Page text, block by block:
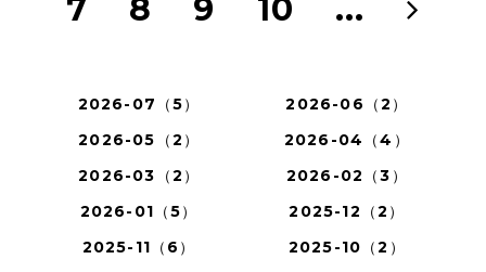
7
8 9 10 ...
2026-07（5）
2026-06（2）
2026-05（2）
2026-04（4）
2026-03（2）
2026-02（3）
2026-01（5）
2025-12（2）
2025-11（6）
2025-10（2）